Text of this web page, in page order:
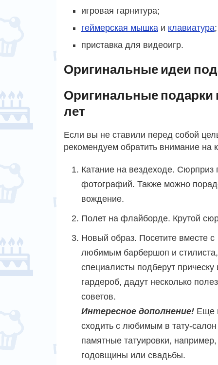
игровая гарнитура;
геймерская мышка и клавиатура;
приставка для видеоигр.
Оригинальные идеи
Оригинальные
лет
Если вы не ставили перед собой
рекомендуем обратить внимание на
Катание на вездеходе. Сюрприз
фотографий. Также можно
вождение.
Полет на флайборде. Крутой
Новый образ. Посетите вместе с
любимым барбершоп и стилиста,
специалисты подберут прическу
гардероб, дадут несколько
советов.
Интересное дополнение! Еще
сходить с любимым в тату-салон
памятные татуировки,
годовщины или свадьбы.